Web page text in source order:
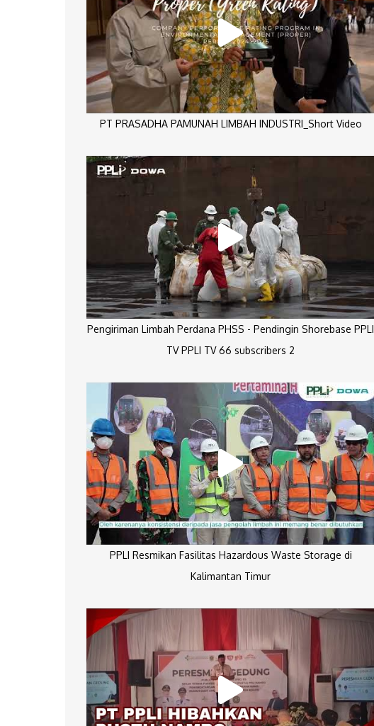
PT PRASADHA PAMUNAH LIMBAH INDUSTRI_Short Video
Pengiriman Limbah Perdana PHSS - Pendingin Shorebase PPLI
TV PPLI TV 66 subscribers 2
PPLI Resmikan Fasilitas Hazardous Waste Storage di
Kalimantan Timur